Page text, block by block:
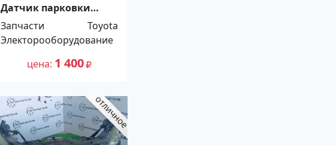
Датчик парковки
toyota camry 2009-2011
Краснодар
Запчасти
Toyota
Электорооборудование
цена 1 400